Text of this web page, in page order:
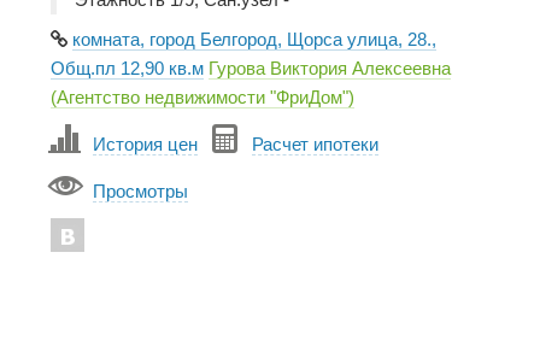
комната, город Белгород, Щорса улица, 28.,
Общ.пл 12,90 кв.м Гурова Виктория Алексеевна
(Агентство недвижимости "ФриДом")
История цен Расчет ипотеки
Просмотры